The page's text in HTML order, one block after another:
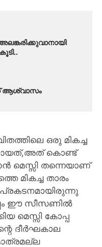
ആശ്വാസം
ഒരു മികച്ച
കൊണ്ട്
മെസ്സി തന്നെയാണ്‌
മികച്ച താരം
ഈ സീസണിൽ
മെസ്സി കോപ്പ
ദീർഘകാല